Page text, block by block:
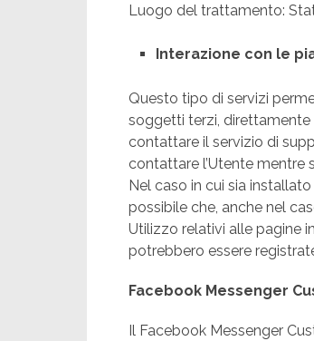
Luogo del trattamento:
Interazione con le
Questo tipo di servizi
soggetti terzi, direttamente
contattare il servizio di
contattare l’Utente mentre
Nel caso in cui sia
possibile che, anche nel
Utilizzo relativi alle pagine
potrebbero essere
Facebook Messenger
Il Facebook Messenger